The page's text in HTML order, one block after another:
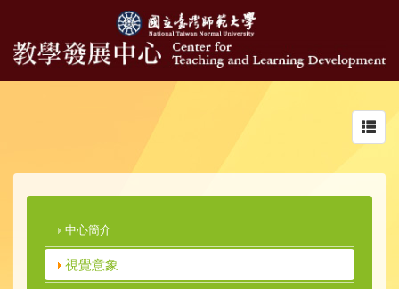
中心簡介
視覺意象